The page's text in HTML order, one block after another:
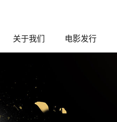
关于我们 电影发行